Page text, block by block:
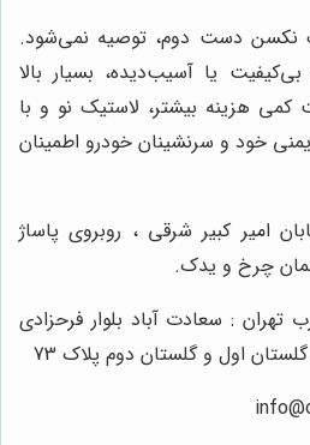
نکسن دست دوم، توصیه نمی‌شود.
یا آسیب‌دیده، بسیار بالا
هزینه بیشتر، لاستیک نو و با
خود و سرنشینان خودرو اطمینان
امیر کبیر شرقی ، روبروی پاساژ
: سعادت آباد بلوار فرحزادی
اول و گلستان دوم پلاک 73